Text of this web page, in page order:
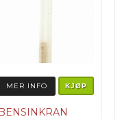
MER INFO KJØP
BENSINKRAN